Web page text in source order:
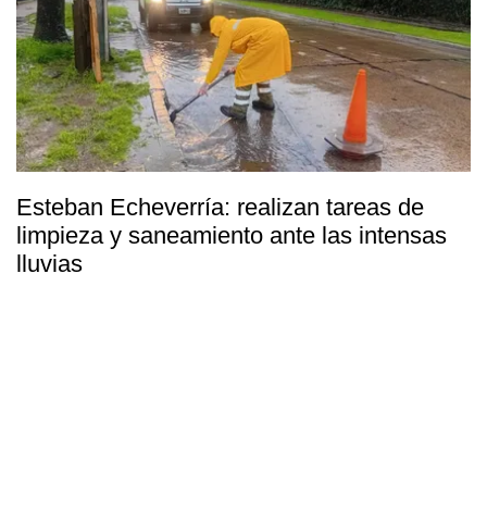
Esteban Echeverría: realizan tareas de
limpieza y saneamiento ante las intensas
lluvias